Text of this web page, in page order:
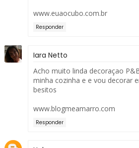
www.euaocubo.com.br
Responder
Iara Netto
Acho muito linda decoraçao
minha cozinha e e vou decorar
besitos
www.blogmeamarro.com
Responder